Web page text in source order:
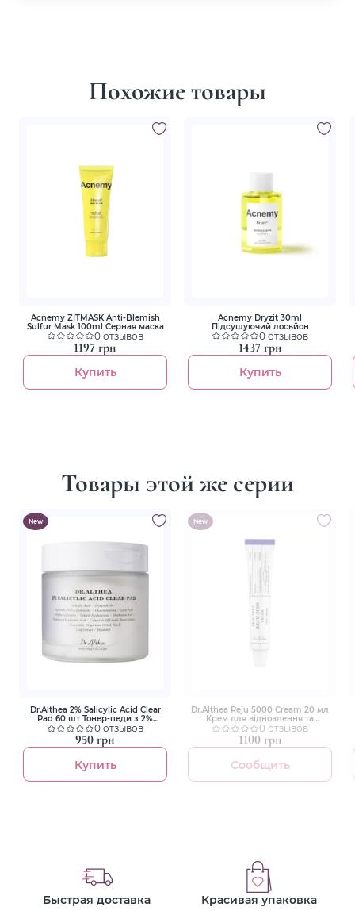
Похожие товары
Acnemy ZITMASK Anti-Blemish
Sulfur Mask 100ml Серная маска
0 отзывов
1197 грн
Купить
Acnemy Dryzit 30ml
Підсушуючий лосьйон
0 отзывов
1437 грн
Купить
Товары этой же серии
New
Dr.Althea 2% Salicylic Acid Clear
Pad 60 шт Тонер-педи з 2%
саліциловою кислотою для
себорегуляції, очищення пор і
рівнішої текстури шкіри
0 отзывов
950 грн
Купить
New
Dr.Althea Reju 5000 Cream 20 мл
Крем для відновлення та
зміцнення шкіри з
полінуклеотидами
0 отзывов
1100 грн
Сообщить
Быстрая доставка Красивая упаковка